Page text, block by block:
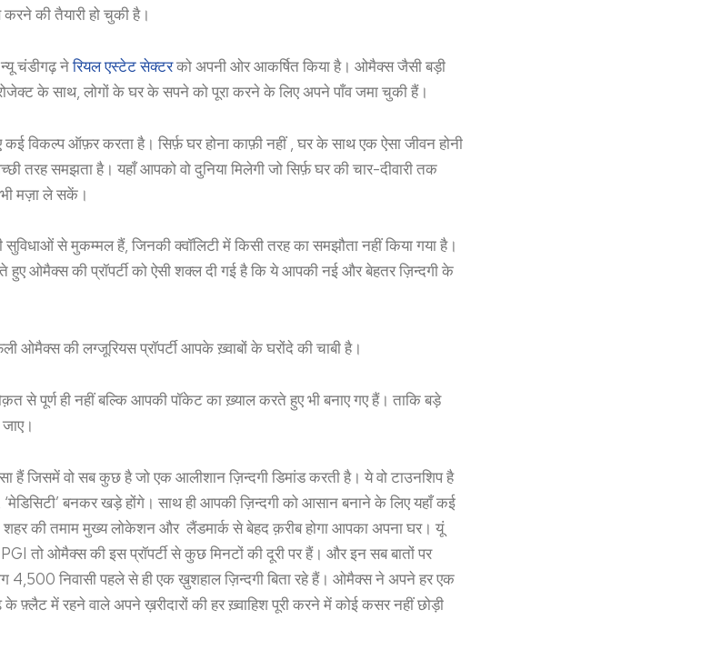
की तैयारी हो चुकी है।
चंडीगढ़ नेरियल एस्टेट सेक्टरको अपनी ओर आकर्षित किया है। ओमैक्स जैसी बड़ी
के साथ, लोगों के घर के सपने को पूरा करने के लिए अपने पाँव जमा चुकी हैं।
कई विकल्प ऑफ़र करता है। सिर्फ़ घर होना काफ़ी नहीं , घर के साथ एक ऐसा जीवन होनी
तरह समझता है। यहाँ आपको वो दुनिया मिलेगी जो सिर्फ़ घर की चार-दीवारी तक
भी मज़ा ले सकें।
से मुकम्मल हैं, जिनकी क्वॉलिटी में किसी तरह का समझौता नहीं किया गया है।
ओमैक्स की प्रॉपर्टी को ऐसी शक्ल दी गई है कि ये आपकी नई और बेहतर ज़िन्दगी के
ओमैक्स की लग्जूरियस प्रॉपर्टी आपके ख़्वाबों के घरोंदे की चाबी है।
से पूर्ण ही नहीं बल्कि आपकी पॉकेट का ख़्याल करते हुए भी बनाए गए हैं। ताकि बड़े
हैं जिसमें वो सब कुछ है जो एक आलीशान ज़िन्दगी डिमांड करती है। ये वो टाउनशिप है
बनकर खड़े होंगे। साथ ही आपकी ज़िन्दगी को आसान बनाने के लिए यहाँ कई
शहर की तमाम मुख्य लोकेशन और लैंडमार्क से बेहद क़रीब होगा आपका अपना घर। यूं
तो ओमैक्स की इस प्रॉपर्टी से कुछ मिनटों की दूरी पर हैं। और इन सब बातों पर
4,500 निवासी पहले से ही एक ख़ुशहाल ज़िन्दगी बिता रहे हैं। ओमैक्स ने अपने हर एक
फ़्लैट में रहने वाले अपने ख़रीदारों की हर ख़्वाहिश पूरी करने में कोई कसर नहीं छोड़ी